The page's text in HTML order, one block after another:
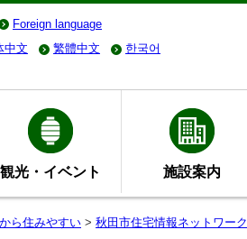
Foreign language
中文 繁體中文 한국어
観光・イベント 施設案内
ら住みやすい > 秋田市住宅情報ネットワーク